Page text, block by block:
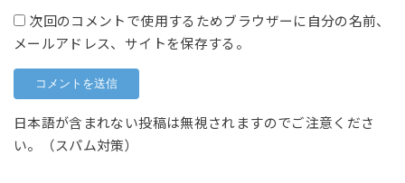
次回のコメントで使用するためブラウザーに自分の名前、
メールアドレス、サイトを保存する。
日本語が含まれない投稿は無視されますのでご注意くださ
い。（スパム対策）